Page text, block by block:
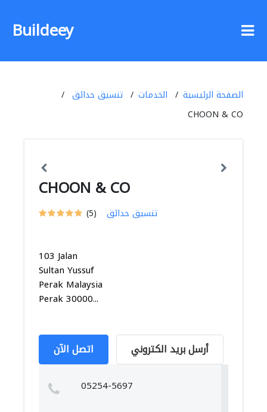
Buildeey
الصفحة الرئيسية الخدمات
تنسيق حدائق
CHOON & CO
CHOON & CO
(5) تنسيق حدائق
103 Jalan
Sultan Yussuf
Perak Malaysia
Perak 30000...
اتصل الآن أرسل بريد الكتروني
05254-5697